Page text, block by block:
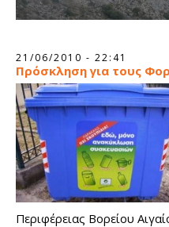
21/06/2010 - 22:41
Πρόσκληση για τους
Περιφέρειας Βορείου